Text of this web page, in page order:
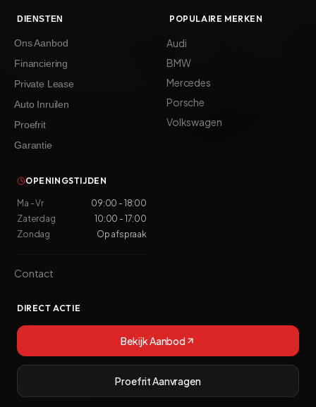
DIENSTEN
Ons Aanbod
Financiering
Private Lease
Auto Inruilen
Proefrit
Garantie
POPULAIRE MERKEN
Audi
BMW
Mercedes
Porsche
Volkswagen
OPENINGSTIJDEN
Ma - Vr
09:00 - 18:00
Zaterdag
10:00 - 17:00
Zondag
Op afspraak
Contact
DIRECT ACTIE
Bekijk Aanbod
Proefrit Aanvragen